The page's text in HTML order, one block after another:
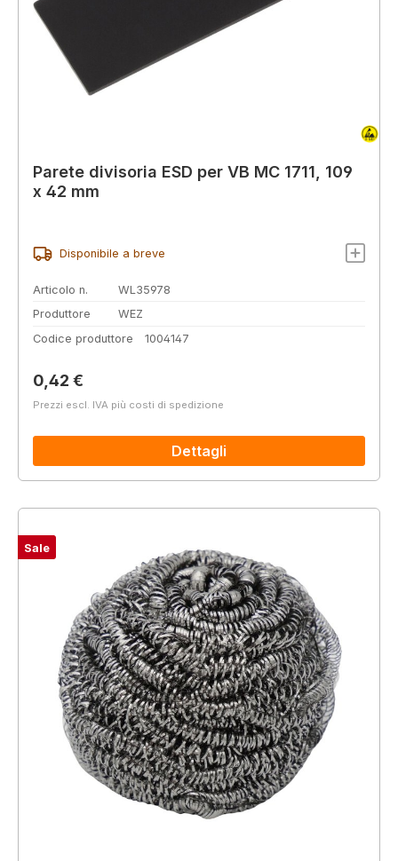
Parete divisoria ESD per VB MC 1711, 109
x 42 mm
Disponibile a breve
Articolo n.
WL35978
Produttore
WEZ
Codice produttore
1004147
Prezzo normale:
0,42 €
Prezzi escl. IVA più costi di spedizione
Dettagli
Sale